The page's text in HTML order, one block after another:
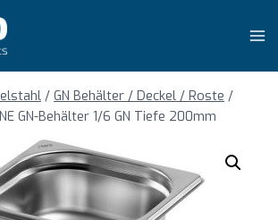
/ GN Behälter / Deckel / Roste /
GN-Behälter 1/6 GN Tiefe 200mm